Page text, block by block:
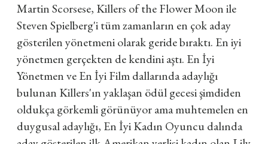
Martin Scorsese, Killers of the Flower Moon ile
Steven Spielberg'i tüm zamanların en çok aday
gösterilen yönetmeni olarak geride bıraktı. En iyi
yönetmen gerçekten de kendini aştı. En İyi
Yönetmen ve En İyi Film dallarında adaylığı
bulunan Killers'ın yaklaşan ödül gecesi şimdiden
oldukça görkemli görünüyor ama muhtemelen en
duygusal adaylığı, En İyi Kadın Oyuncu dalında